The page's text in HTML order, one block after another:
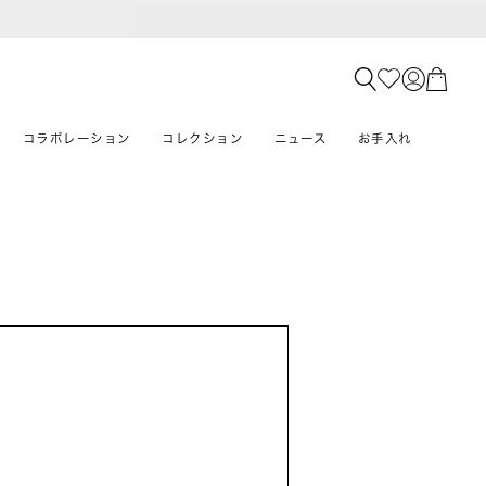
コラボレーション コレクション ニュース お手入れ